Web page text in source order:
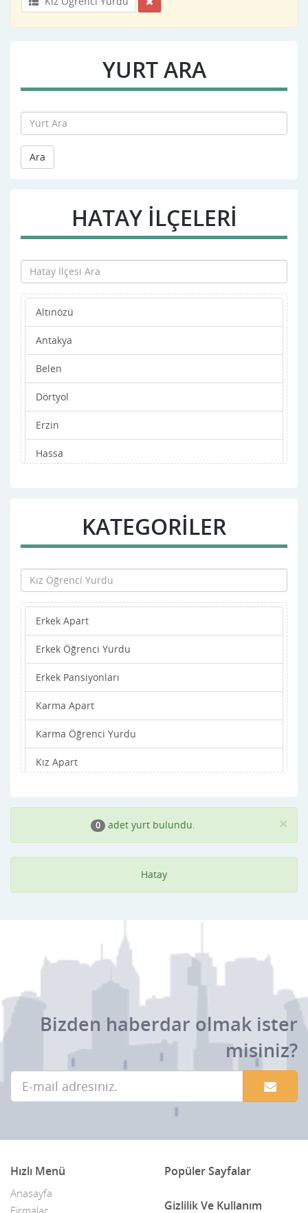
YURT ARA
Ara
HATAY İLÇELERİ
Altınözü
Antakya
Belen
Dörtyol
Erzin
Hassa
Reyhanlı
Samandağ
Yayladağı
KATEGORİLER
Erkek Apart
Erkek Öğrenci Yurdu
Erkek Pansiyonları
Karma Apart
Karma Öğrenci Yurdu
Kız Apart
Kız Pansiyonları ×
0 adet yurt bulundu.
Hatay
Bizden haberdar olmak ister
misiniz?
Hızlı Menü
Anasayfa
Popüler Sayfalar
Gizlilik Ve Kullanım